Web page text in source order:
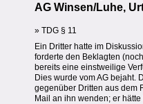
AG Winsen/Luhe,
» TDG § 11
Ein Dritter hatte im
forderte den Beklagten
bereits eine einstweilige
Dies wurde vom AG bejaht.
gegenüber Dritten aus dem
Mail an ihn wenden; er